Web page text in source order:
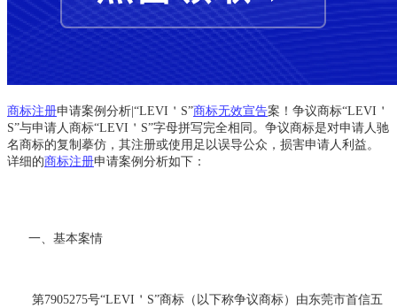
商标注册申请案例分析|“LEVI＇S”商标无效宣告案！争议商标“LEVI＇
S”与申请人商标“LEVI＇S”字母拼写完全相同。争议商标是对申请人驰
名商标的复制摹仿，其注册或使用足以误导公众，损害申请人利益。
详细的商标注册申请案例分析如下：
一、基本案情
第7905275号“LEVI＇S”商标（以下称争议商标）由东莞市首信五